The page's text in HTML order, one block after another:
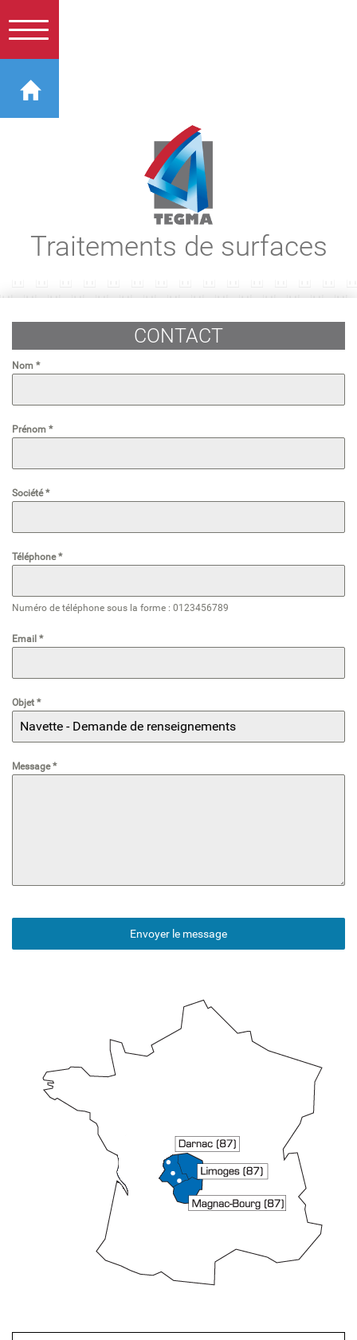
Traitements de surfaces
CONTACT
Nom *
Prénom *
Société*
Téléphone*
Numéro de téléphone sous la forme : 0123456789
Email *
Objet *
Message*
Envoyer le message